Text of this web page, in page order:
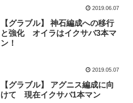
2019.06.07
【グラブル】 神石編成への移行
と強化 オイラはイクサバ3本マ
ン！
2019.05.07
【グラブル】 アグニス編成に向
けて 現在イクサバ1本マン